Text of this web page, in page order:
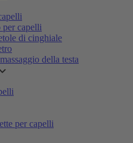
per capelli
di cinghiale
della testa
per capelli